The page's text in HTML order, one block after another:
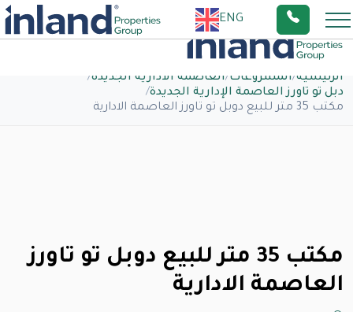
ENG
الرئيسية/المشروعات/العاصمة الادارية الجديدة/
دبل تو تاورز العاصمة الإدارية الجديدة/
مكتب 35 متر للبيع دوبل تو تاورز العاصمة الادارية
مكتب 35 متر للبيع دوبل تو تاورز
العاصمة الادارية